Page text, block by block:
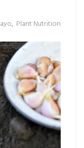
, Plant Nutrition